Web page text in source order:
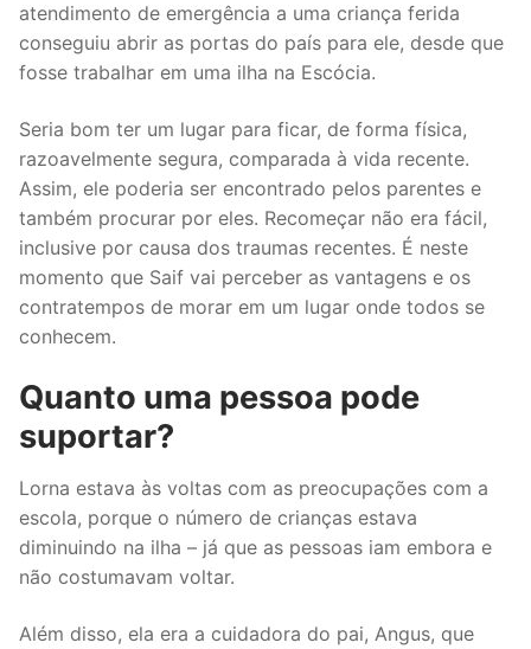
atendimento de emergência a uma criança ferida
conseguiu abrir as portas do país para ele, desde que
fosse trabalhar em uma ilha na Escócia.
Seria bom ter um lugar para ficar, de forma física,
razoavelmente segura, comparada à vida recente.
Assim, ele poderia ser encontrado pelos parentes e
também procurar por eles. Recomeçar não era fácil,
inclusive por causa dos traumas recentes. É neste
momento que Saif vai perceber as vantagens e os
contratempos de morar em um lugar onde todos se
conhecem.
Quanto uma pessoa pode
suportar?
Lorna estava às voltas com as preocupações com a
escola, porque o número de crianças estava
diminuindo na ilha – já que as pessoas iam embora e
não costumavam voltar.
Além disso, ela era a cuidadora do pai, Angus, que